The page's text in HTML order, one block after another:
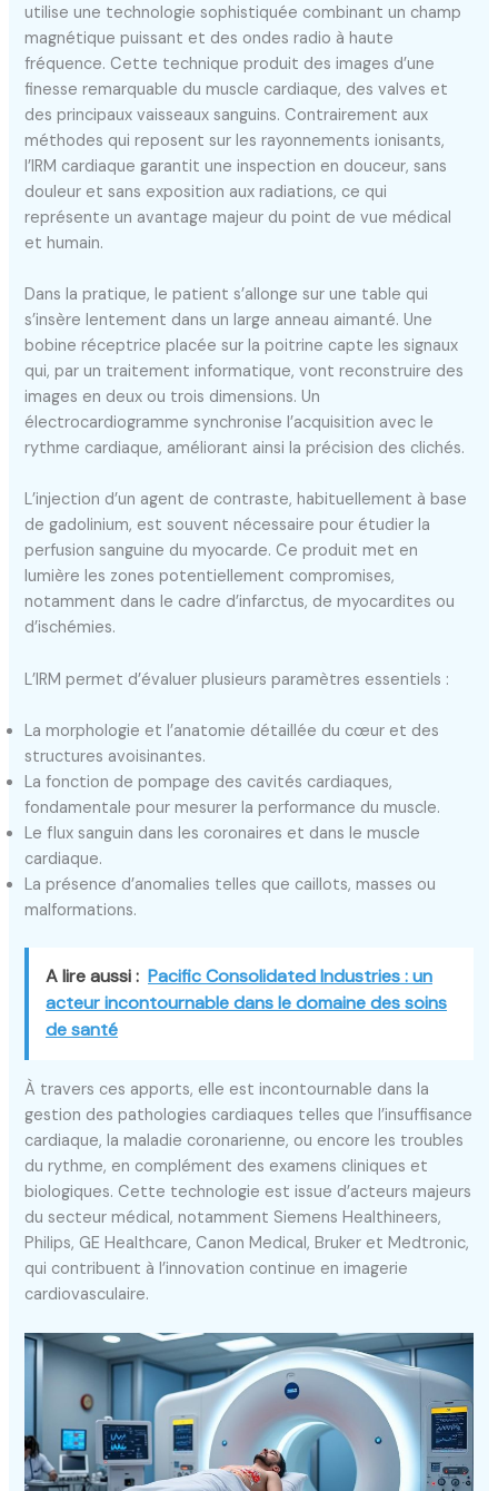
utilise une technologie sophistiquée combinant un champ
magnétique puissant et des ondes radio à haute
fréquence. Cette technique produit des images d’une
finesse remarquable du muscle cardiaque, des valves et
des principaux vaisseaux sanguins. Contrairement aux
méthodes qui reposent sur les rayonnements ionisants,
l’IRM cardiaque garantit une inspection en douceur, sans
douleur et sans exposition aux radiations, ce qui
représente un avantage majeur du point de vue médical
et humain.
Dans la pratique, le patient s’allonge sur une table qui
s’insère lentement dans un large anneau aimanté. Une
bobine réceptrice placée sur la poitrine capte les signaux
qui, par un traitement informatique, vont reconstruire des
images en deux ou trois dimensions. Un
électrocardiogramme synchronise l’acquisition avec le
rythme cardiaque, améliorant ainsi la précision des clichés.
L’injection d’un agent de contraste, habituellement à base
de gadolinium, est souvent nécessaire pour étudier la
perfusion sanguine du myocarde. Ce produit met en
lumière les zones potentiellement compromises,
notamment dans le cadre d’infarctus, de myocardites ou
d’ischémies.
L’IRM permet d’évaluer plusieurs paramètres essentiels :
La morphologie et l’anatomie détaillée du cœur et des
structures avoisinantes.
La fonction de pompage des cavités cardiaques,
fondamentale pour mesurer la performance du muscle.
Le flux sanguin dans les coronaires et dans le muscle
cardiaque.
La présence d’anomalies telles que caillots, masses ou
malformations.
A lire aussi : Pacific Consolidated Industries : un
acteur incontournable dans le domaine des soins
de santé
À travers ces apports, elle est incontournable dans la
gestion des pathologies cardiaques telles que l’insuffisance
cardiaque, la maladie coronarienne, ou encore les troubles
du rythme, en complément des examens cliniques et
biologiques. Cette technologie est issue d’acteurs majeurs
du secteur médical, notamment Siemens Healthineers,
Philips, GE Healthcare, Canon Medical, Bruker et Medtronic,
qui contribuent à l’innovation continue en imagerie
cardiovasculaire.